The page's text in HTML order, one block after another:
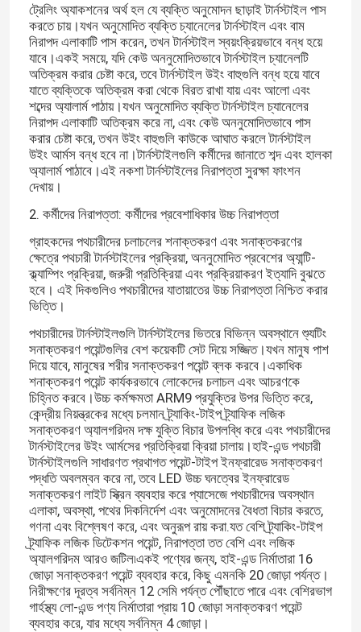
ট্রেলিং অ্যাকশনের অর্থ হল যে ব্যক্তি অনুমোদন ছাড়াই টার্নস্টাইল পাস
করতে চায়।যখন অনুমোদিত ব্যক্তি চ্যানেলের টার্নস্টাইল এবং বাম
নিরাপদ এলাকাটি পাস করেন, তখন টার্নস্টাইল স্বয়ংক্রিয়ভাবে বন্ধ হয়ে
যাবে।একই সময়ে, যদি কেউ অননুমোদিতভাবে টার্নস্টাইল চ্যানেলটি
অতিক্রম করার চেষ্টা করে, তবে টার্নস্টাইল উইং বাহুগুলি বন্ধ হয়ে যাবে
যাতে ব্যক্তিকে অতিক্রম করা থেকে বিরত রাখা যায় এবং আলো এবং
শব্দের অ্যালার্ম পাঠায়।যখন অনুমোদিত ব্যক্তি টার্নস্টাইল চ্যানেলের
নিরাপদ এলাকাটি অতিক্রম করে না, এবং কেউ অননুমোদিতভাবে পাস
করার চেষ্টা করে, তখন উইং বাহুগুলি কাউকে আঘাত করলে টার্নস্টাইল
উইং আর্মস বন্ধ হবে না।টার্নস্টাইলগুলি কর্মীদের জানাতে শব্দ এবং হালকা
অ্যালার্ম পাঠাবে।এই নকশা টার্নস্টাইলের নিরাপত্তা সুরক্ষা ফাংশন
দেখায়।
2. কর্মীদের নিরাপত্তা: কর্মীদের প্রবেশাধিকার উচ্চ নিরাপত্তা
গ্রাহকদের পথচারীদের চলাচলের শনাক্তকরণ এবং সনাক্তকরণের
ক্ষেত্রে পথচারী টার্নস্টাইলের প্রক্রিয়া, অননুমোদিত প্রবেশের অ্যান্টি-
ক্ল্যাম্পিং প্রক্রিয়া, জরুরী প্রতিক্রিয়া এবং প্রক্রিয়াকরণ ইত্যাদি বুঝতে
হবে। এই দিকগুলিও পথচারীদের যাতায়াতের উচ্চ নিরাপত্তা নিশ্চিত করার
ভিত্তি।
পথচারীদের টার্নস্টাইলগুলি টার্নস্টাইলের ভিতরে বিভিন্ন অবস্থানে শ্যুটিং
সনাক্তকরণ পয়েন্টগুলির বেশ কয়েকটি সেট দিয়ে সজ্জিত।যখন মানুষ পাশ
দিয়ে যাবে, মানুষের শরীর সনাক্তকরণ পয়েন্ট ব্লক করবে।একাধিক
শনাক্তকরণ পয়েন্ট কার্যকরভাবে লোকেদের চলাচল এবং আচরণকে
চিহ্নিত করবে।উচ্চ কর্মক্ষমতা ARM9 প্রযুক্তির উপর ভিত্তি করে,
কেন্দ্রীয় নিয়ন্ত্রকের মধ্যে চলমান ট্র্যাকিং-টাইপ ট্র্যাফিক লজিক
সনাক্তকরণ অ্যালগরিদম দক্ষ যুক্তি বিচার উপলব্ধি করে এবং পথচারীদের
টার্নস্টাইলের উইং আর্মসের প্রতিক্রিয়া ক্রিয়া চালায়।হাই-এন্ড পথচারী
টার্নস্টাইলগুলি সাধারণত প্রথাগত পয়েন্ট-টাইপ ইনফ্রারেড সনাক্তকরণ
পদ্ধতি অবলম্বন করে না, তবে LED উচ্চ ঘনত্বের ইনফ্রারেড
সনাক্তকরণ লাইট স্ক্রিন ব্যবহার করে প্যাসেজে পথচারীদের অবস্থান
এলাকা, অবস্থা, পথের দিকনির্দেশ এবং অনুমোদনের বৈধতা বিচার করতে,
গণনা এবং বিশ্লেষণ করে, এবং অনুরূপ রায় করা.যত বেশি ট্র্যাকিং-টাইপ
ট্র্যাফিক লজিক ডিটেকশন পয়েন্ট, নিরাপত্তা তত বেশি এবং লজিক
অ্যালগরিদম আরও জটিল৷একই পণ্যের জন্য, হাই-এন্ড নির্মাতারা 16
জোড়া সনাক্তকরণ পয়েন্ট ব্যবহার করে, কিছু এমনকি 20 জোড়া পর্যন্ত।
নিরীক্ষণের দূরত্ব সর্বনিম্ন 12 সেমি পর্যন্ত পৌঁছাতে পারে এবং বেশিরভাগ
গার্হস্থ্য লো-এন্ড পণ্য নির্মাতারা প্রায় 10 জোড়া সনাক্তকরণ পয়েন্ট
ব্যবহার করে, যার মধ্যে সর্বনিম্ন 4 জোড়া।